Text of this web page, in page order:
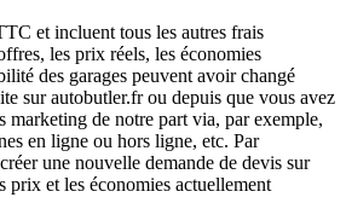
et incluent tous les autres frais
les prix réels, les économies
des garages peuvent avoir changé
sur autobutler.fr ou depuis que vous avez
marketing de notre part via, par exemple,
en ligne ou hors ligne, etc. Par
une nouvelle demande de devis sur
prix et les économies actuellement